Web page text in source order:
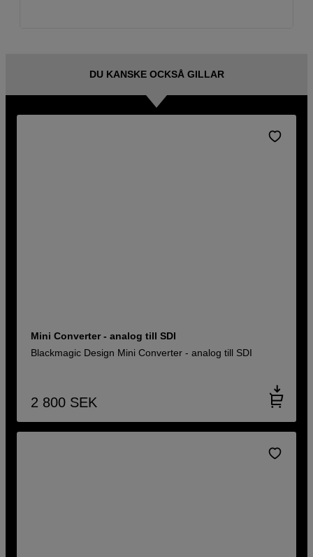
DU KANSKE OCKSÅ GILLAR
Mini Converter - analog till SDI
Blackmagic Design Mini Converter - analog till SDI
2 800 SEK